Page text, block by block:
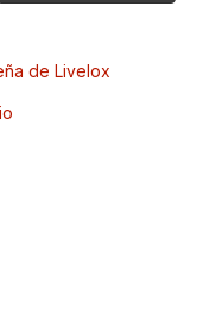
de Livelox